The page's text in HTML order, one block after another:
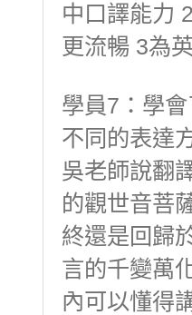
中口譯能力
更流暢 3為
學員7：學
不同的表達
吳老師說翻
的觀世音菩
終還是回歸
言的千變萬
內可以懂得